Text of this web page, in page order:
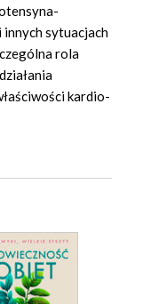
sytuacjach
rola
kardio-